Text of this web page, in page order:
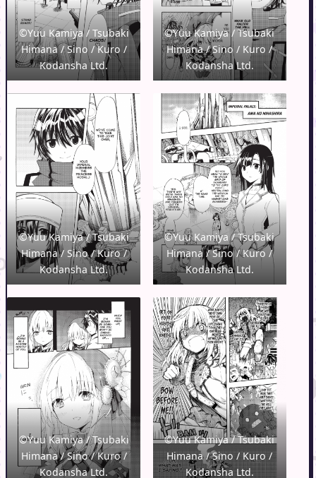
©Yuu Kamiya / Tsubaki
Himana / Sino / Kuro /
Kodansha Ltd.
©Yuu Kamiya / Tsubaki
Himana / Sino / Kuro /
Kodansha Ltd.
©Yuu Kamiya / Tsubaki
Himana / Sino / Kuro /
Kodansha Ltd.
©Yuu Kamiya / Tsubaki
Himana / Sino / Kuro /
Kodansha Ltd.
©Yuu Kamiya / Tsubaki
Himana / Sino / Kuro /
Kodansha Ltd.
©Yuu Kamiya / Tsubaki
Himana / Sino / Kuro /
Kodansha Ltd.